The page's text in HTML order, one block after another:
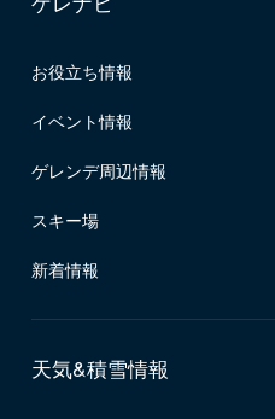
お役立ち情報
イベント情報
ゲレンデ周辺情報
スキー場
新着情報
天気&積雪情報